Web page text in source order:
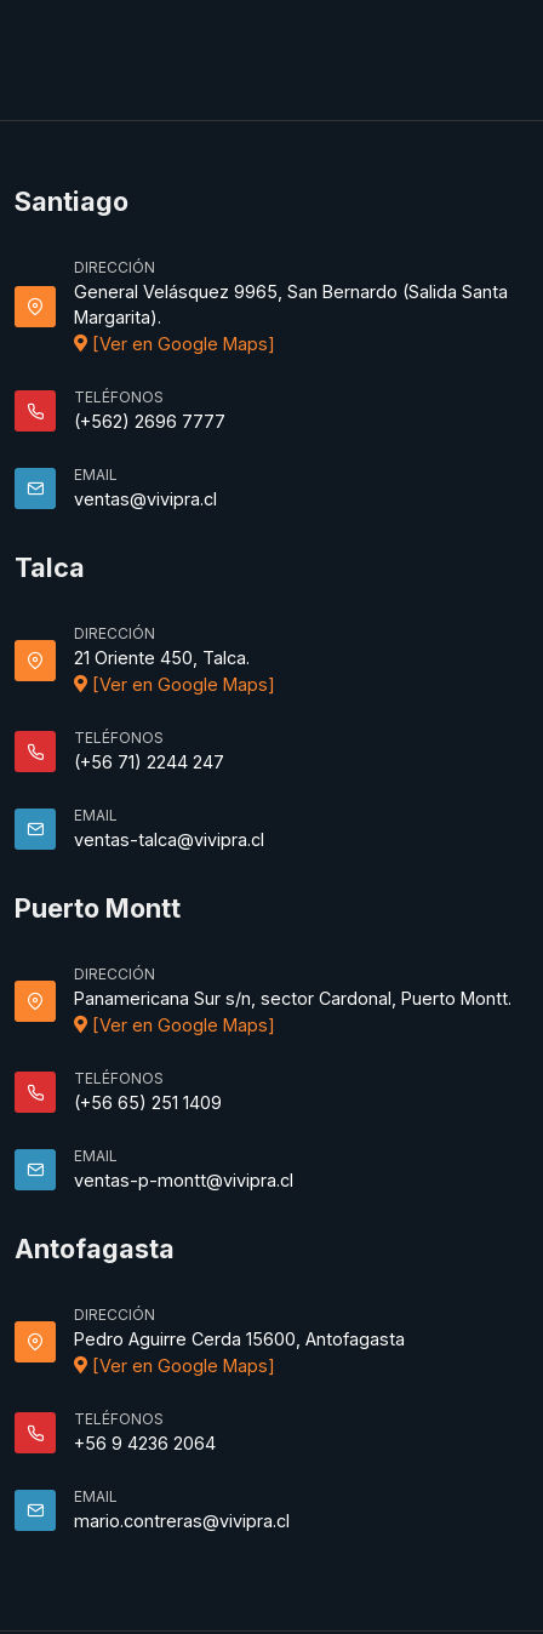
Santiago
DIRECCIÓN
General Velásquez 9965, San Bernardo (Salida Santa
Margarita).
[Ver en Google Maps]
TELÉFONOS
(+562) 2696 7777
EMAIL
ventas@vivipra.cl
Talca
DIRECCIÓN
21 Oriente 450, Talca.
[Ver en Google Maps]
TELÉFONOS
(+56 71) 2244 247
EMAIL
ventas-talca@vivipra.cl
Puerto Montt
DIRECCIÓN
Panamericana Sur s/n, sector Cardonal, Puerto Montt.
[Ver en Google Maps]
TELÉFONOS
(+56 65) 251 1409
EMAIL
ventas-p-montt@vivipra.cl
Antofagasta
DIRECCIÓN
Pedro Aguirre Cerda 15600, Antofagasta
[Ver en Google Maps]
TELÉFONOS
+56 9 4236 2064
EMAIL
mario.contreras@vivipra.cl